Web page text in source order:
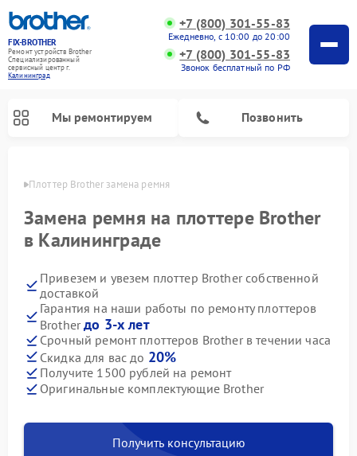
FIX-BROTHER
Ремонт устройств Brother
Специализированный
cервисный центр г.
Калининград
+7 (800) 301-55-83
Ежедневно, с 10:00 до 20:00
+7 (800) 301-55-83
Звонок бесплатный по РФ
Мы ремонтируем Позвонить
Плоттер Brother замена ремня
Замена ремня на плоттере Brother
в Калининграде
Привезем и увезем плоттер Brother собственной
доставкой
Гарантия на наши работы по ремонту плоттеров
Brotherдо 3-х лет
Срочный ремонт плоттеров Brother в течении часа
Скидка для вас до 20%
Получите 1500 рублей на ремонт
Оригинальные комплектующие Brother
Получить консультацию